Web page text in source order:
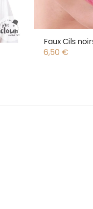
Faux Cils
6,50 €